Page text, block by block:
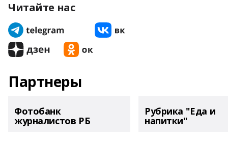
Читайте нас
Партнеры
Фотобанк
журналистов РБ
Рубрика "Еда и
напитки"